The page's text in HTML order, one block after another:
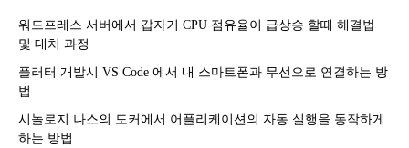
워드프레스 서버에서 갑자기 CPU 점유율이 급상승 할때 해결법
및 대처 과정
플러터 개발시 VS Code 에서 내 스마트폰과 무선으로 연결하는 방
법
시놀로지 나스의 도커에서 어플리케이션의 자동 실행을 동작하게
하는 방법